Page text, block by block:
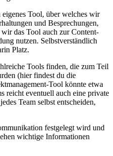
Tool, über welches wir
und Besprechungen,
das Tool auch zur Content-
nutzen. Selbstverständlich
Platz.
Tools finden, die zum Teil
(hier findest du die
Tool könnte etwa
reicht eventuell auch eine private
Team selbst entscheiden,
festgelegt wird und
wichtige Informationen